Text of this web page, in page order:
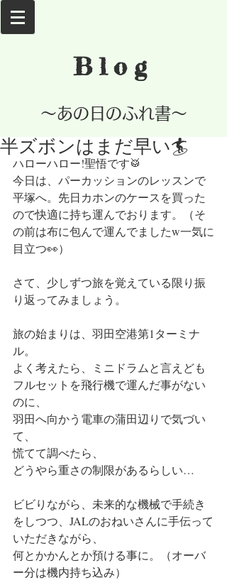
Blog
​～あの日のふれ書～
半ズボンはまだ早い🏄
ハローハロー!聖悟です🥁
今日は、パーカッションのレッスンで
平塚へ。先日カホンのケースを買った
ので快適に持ち運んでおります。（そ
の前は布に包んで運んでましたw一気に
目立つ👀）
さて、少しずつ旅を覚えている限り振
り返ってみましょう。
旅の始まりは、羽田空港第1ターミナ
ル。
よく考えたら、ミニドラムと言えども
フルセットを飛行機で運んだ事がない
のに、
羽田へ向かう電車の蒲田辺りで気づい
て、
慌てて調べたら、
どうやら重さの制限があるらしい…
ビビりながら、未来的な機械で手続き
をしつつ、JALのおねいさんに手伝って
いただきながら、
何とかかんとか預ける事に。（オーバ
ー分は機内持ち込み）